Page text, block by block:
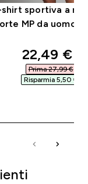
sportiva a
MP da uomo -
22,49 €‎
Prima 27,99 €‎
Risparmia 5,50 €‎